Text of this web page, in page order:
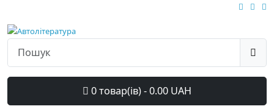
0 товар(ів) - 0.00 UAH